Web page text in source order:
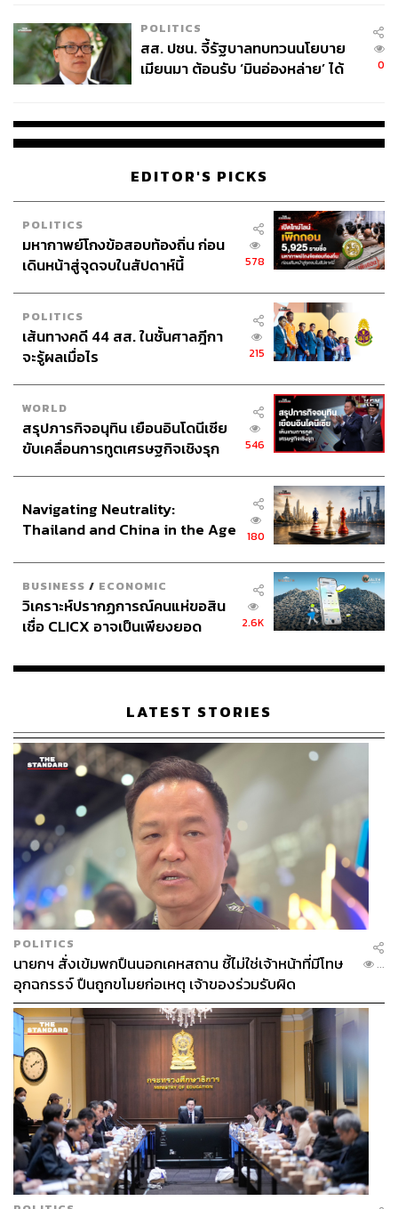
POLITICS
สส. ปชน. จี้รัฐบาลทบทวนนโยบาย
เมียนมา ต้อนรับ ‘มินอ่องหล่าย’ ได้
0
EDITOR'S PICKS
POLITICS
มหากาพย์โกงข้อสอบท้องถิ่น ก่อน
เดินหน้าสู่จุดจบในสัปดาห์นี้
578
POLITICS
เส้นทางคดี 44 สส. ในชั้นศาลฎีกา
จะรู้ผลเมื่อไร
215
WORLD
สรุปภารกิจอนุทิน เยือนอินโดนีเซีย
ขับเคลื่อนการทูตเศรษฐกิจเชิงรุก
546
Navigating Neutrality:
Thailand and China in the Age
180
BUSINESS / ECONOMIC
วิเคราะห์ปรากฏการณ์คนแห่ขอสิน
เชื่อ CLICX อาจเป็นเพียงยอด
เรือนไทยที่ถูกซุกไว้
2.6K
LATEST STORIES
POLITICS
นายกฯ สั่งเข้มพกปืนนอกเคหสถาน ชี้ไม่ใช่เจ้าหน้าที่มีโทษ
อุกฉกรรจ์ ปืนถูกขโมยก่อเหตุ เจ้าของร่วมรับผิด
...